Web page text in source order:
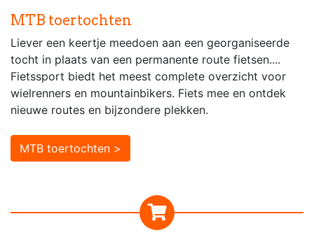
MTB toertochten
Liever een keertje meedoen aan een georganiseerde
tocht in plaats van een permanente route fietsen....
Fietssport biedt het meest complete overzicht voor
wielrenners en mountainbikers. Fiets mee en ontdek
nieuwe routes en bijzondere plekken.
MTB toertochten >